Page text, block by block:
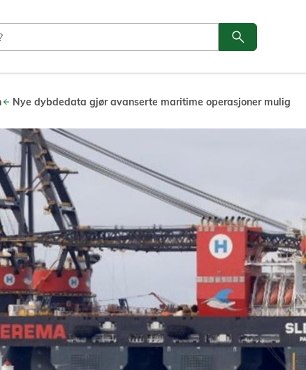
Søk
search
Nye dybdedata gjør avanserte maritime operasjoner mulig